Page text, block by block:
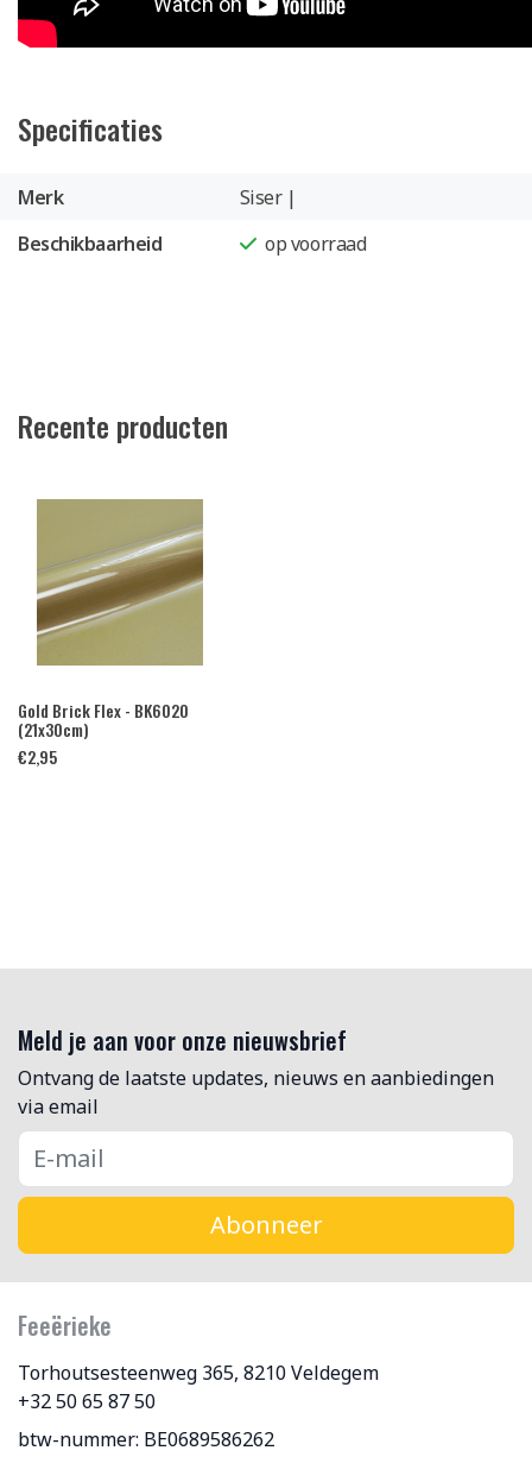
Specificaties
Merk
Siser |
Beschikbaarheid
op voorraad
Recente producten
Gold Brick Flex - BK6020
(21x30cm)
€2,95
Meld je aan voor onze nieuwsbrief
Ontvang de laatste updates, nieuws en aanbiedingen
via email
Abonneer
Feeërieke
Torhoutsesteenweg 365, 8210 Veldegem
+32 50 65 87 50
btw-nummer: BE0689586262